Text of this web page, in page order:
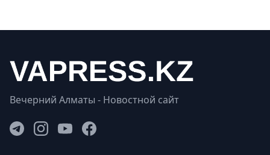
Вечерний Алматы - Новостной сайт